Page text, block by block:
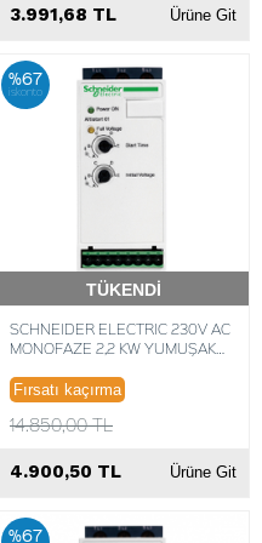
3.991,68 TL Ürüne Git
%67
iskonto
TÜKENDİ
Hızlı Teslimat
SCHNEIDER ELECTRIC 230V AC
MONOFAZE 2,2 KW YUMUŞAK
Fırsatı kaçırma
14.850,00 TL
4.900,50 TL Ürüne Git
%67